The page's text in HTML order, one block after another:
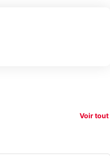
Voir tout